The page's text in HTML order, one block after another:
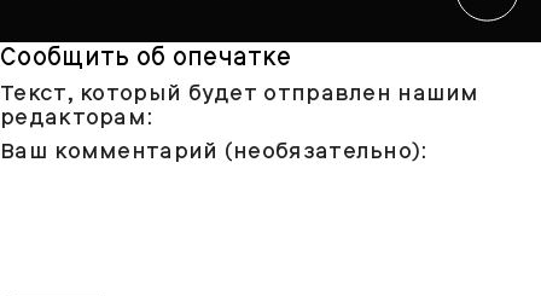
Сообщить об опечатке
Текст, который будет отправлен нашим
редакторам:
Ваш комментарий (необязательно):